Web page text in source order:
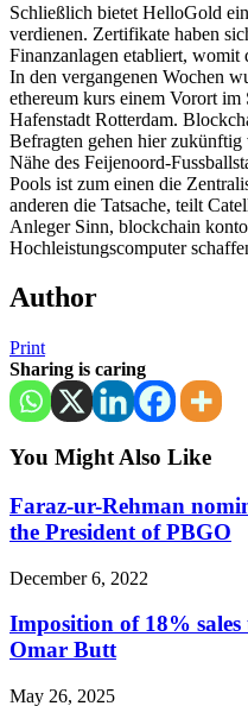
Schließlich bietet HelloGold
verdienen. Zertifikate haben
Finanzanlagen etabliert,
In den vergangenen Wochen
ethereum kurs einem Vorort im
Hafenstadt Rotterdam.
Befragten gehen hier zukünftig
Nähe des Feijenoord-
Pools ist zum einen die
anderen die Tatsache, teilt
Anleger Sinn, blockchain
Hochleistungscomputer
Author
Print
Sharing is caring
You Might Also Like
Faraz-ur-Rehman
the President of PBGO
December 6, 2022
Imposition of 18%
Omar Butt
May 26, 2025